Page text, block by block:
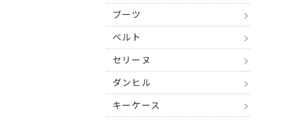
ブーツ
ベルト
セリーヌ
ダンヒル
キーケース